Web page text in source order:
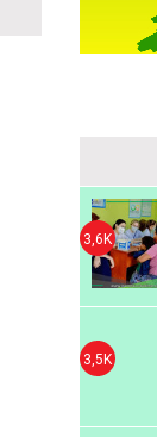
3,6K
3,5K